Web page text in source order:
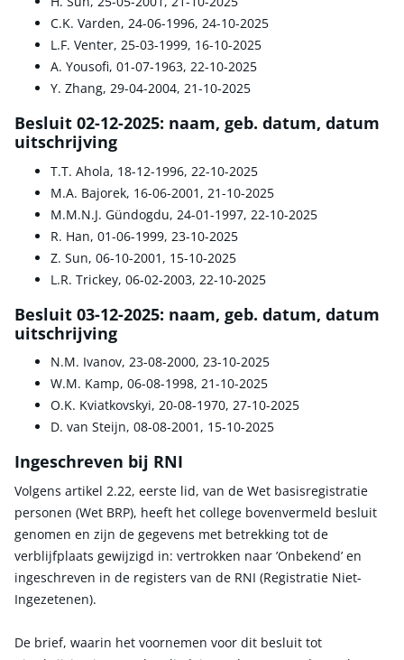
C.K. Varden, 24-06-1996, 24-10-2025
L.F. Venter, 25-03-1999, 16-10-2025
A. Yousofi, 01-07-1963, 22-10-2025
Y. Zhang, 29-04-2004, 21-10-2025
Besluit 02-12-2025: naam, geb. datum, datum
uitschrijving
T.T. Ahola, 18-12-1996, 22-10-2025
M.A. Bajorek, 16-06-2001, 21-10-2025
M.M.N.J. Gündogdu, 24-01-1997, 22-10-2025
R. Han, 01-06-1999, 23-10-2025
Z. Sun, 06-10-2001, 15-10-2025
L.R. Trickey, 06-02-2003, 22-10-2025
Besluit 03-12-2025: naam, geb. datum, datum
uitschrijving
N.M. Ivanov, 23-08-2000, 23-10-2025
W.M. Kamp, 06-08-1998, 21-10-2025
O.K. Kviatkovskyi, 20-08-1970, 27-10-2025
D. van Steijn, 08-08-2001, 15-10-2025
Ingeschreven bij RNI
Volgens artikel 2.22, eerste lid, van de Wet basisregistratie
personen (Wet BRP), heeft het college bovenvermeld besluit
genomen en zijn de gegevens met betrekking tot de
verblijfplaats gewijzigd in: vertrokken naar ’Onbekend’ en
ingeschreven in de registers van de RNI (Registratie Niet-
Ingezetenen).
De brief, waarin het voornemen voor dit besluit tot